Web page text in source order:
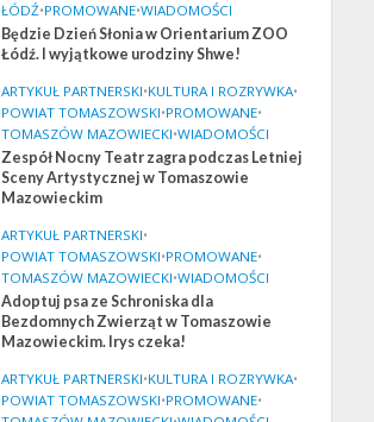
ŁÓDŹ•PROMOWANE•WIADOMOŚCI
Będzie Dzień Słonia w Orientarium ZOO
Łódź. I wyjątkowe urodziny Shwe!
ARTYKUŁ PARTNERSKI•KULTURA I ROZRYWKA•
POWIAT TOMASZOWSKI•PROMOWANE•
TOMASZÓW MAZOWIECKI•WIADOMOŚCI
Zespół Nocny Teatr zagra podczas Letniej
Sceny Artystycznej w Tomaszowie
Mazowieckim
ARTYKUŁ PARTNERSKI•
POWIAT TOMASZOWSKI•PROMOWANE•
TOMASZÓW MAZOWIECKI•WIADOMOŚCI
Adoptuj psa ze Schroniska dla
Bezdomnych Zwierząt w Tomaszowie
Mazowieckim. Irys czeka!
ARTYKUŁ PARTNERSKI•KULTURA I ROZRYWKA•
POWIAT TOMASZOWSKI•PROMOWANE•